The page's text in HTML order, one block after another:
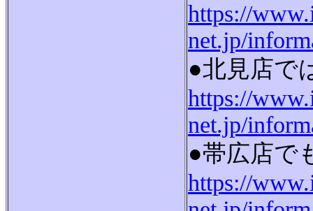
https://
net.jp/
●北見店で
https://
net.jp/
●帯広店で
https://